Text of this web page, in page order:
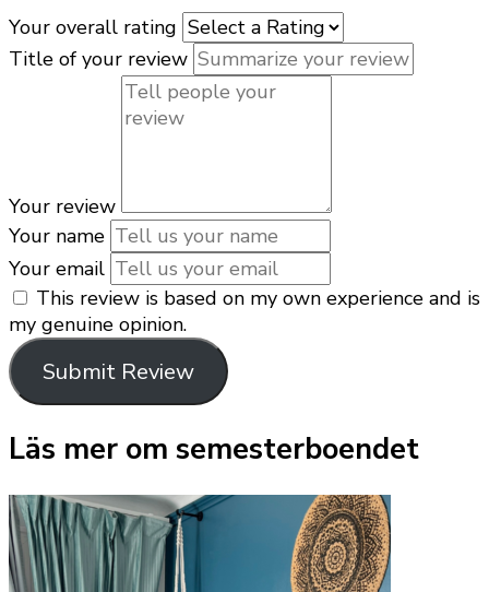
Your overall rating
Title of your review
Your review
Your name
Your email
This review is based on my own experience and is
my genuine opinion.
Submit Review
Läs mer om semesterboendet